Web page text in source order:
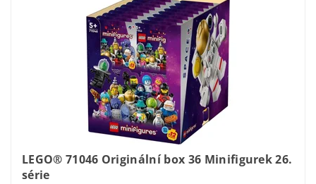
LEGO® 71046 Originální box 36 Minifigurek 26.
série